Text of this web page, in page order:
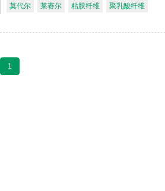
莫代尔 莱赛尔 粘胶纤维 聚乳酸纤维
1